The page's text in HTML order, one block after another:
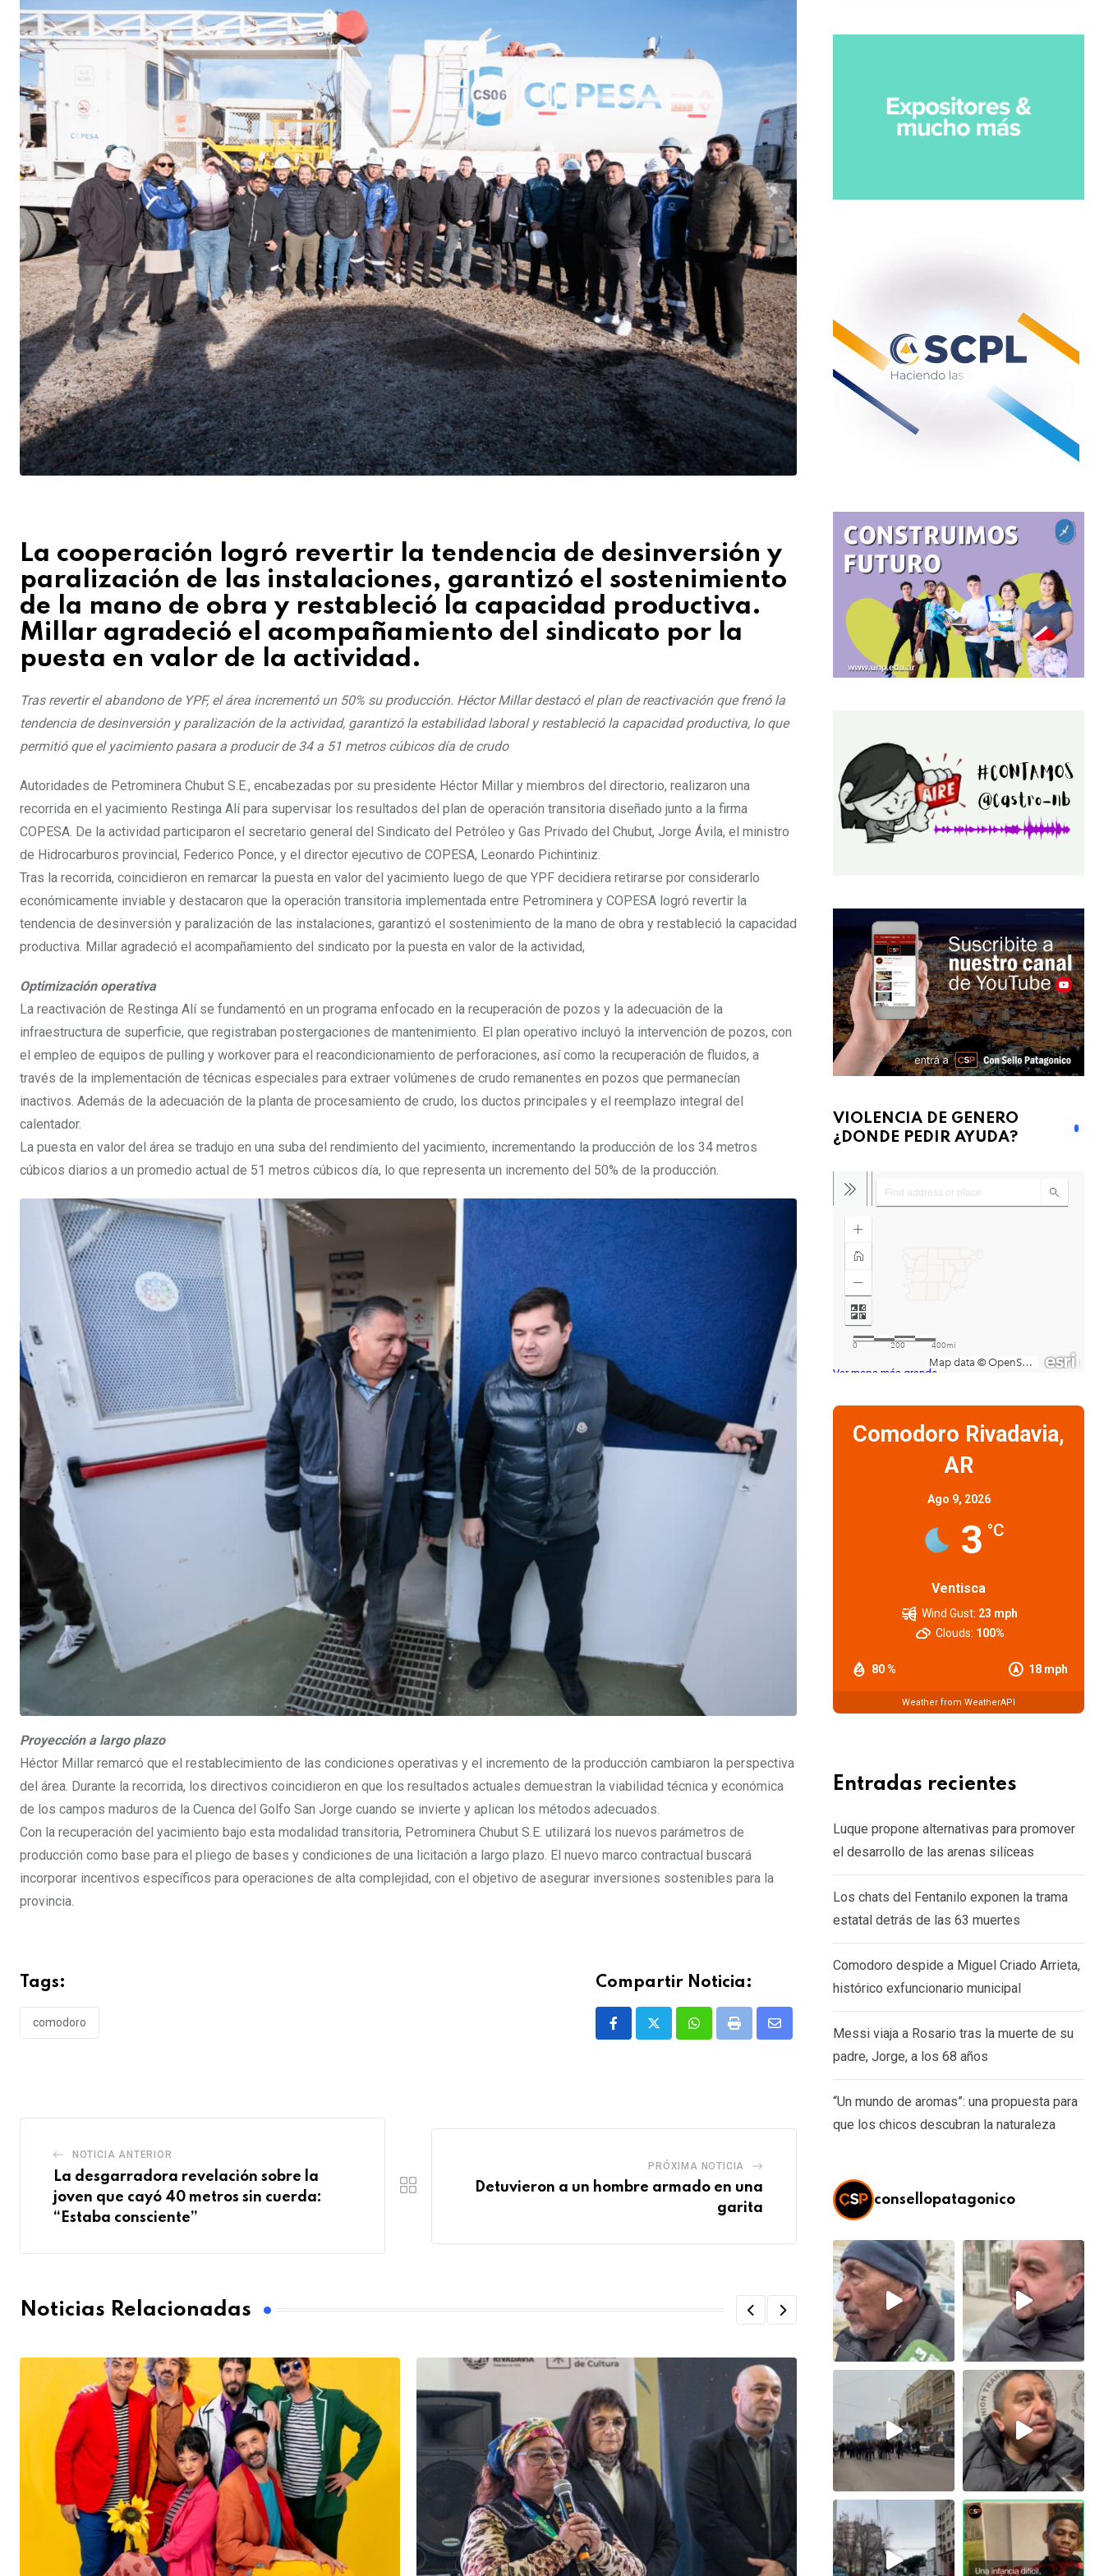
La cooperación logró revertir la tendencia de desinversión y
paralización de las instalaciones, garantizó el sostenimiento
de la mano de obra y restableció la capacidad productiva.
Millar agradeció el acompañamiento del sindicato por la
puesta en valor de la actividad.
Tras revertir el abandono de YPF, el área incrementó un 50% su producción. Héctor Millar destacó el plan de reactivación que frenó la
tendencia de desinversión y paralización de la actividad, garantizó la estabilidad laboral y restableció la capacidad productiva, lo que
permitió que el yacimiento pasara a producir de 34 a 51 metros cúbicos día de crudo
Autoridades de Petrominera Chubut S.E., encabezadas por su presidente Héctor Millar y miembros del directorio, realizaron una
recorrida en el yacimiento Restinga Alí para supervisar los resultados del plan de operación transitoria diseñado junto a la firma
COPESA. De la actividad participaron el secretario general del Sindicato del Petróleo y Gas Privado del Chubut, Jorge Ávila, el ministro
de Hidrocarburos provincial, Federico Ponce, y el director ejecutivo de COPESA, Leonardo Pichintiniz.
Tras la recorrida, coincidieron en remarcar la puesta en valor del yacimiento luego de que YPF decidiera retirarse por considerarlo
económicamente inviable y destacaron que la operación transitoria implementada entre Petrominera y COPESA logró revertir la
tendencia de desinversión y paralización de las instalaciones, garantizó el sostenimiento de la mano de obra y restableció la capacidad
productiva. Millar agradeció el acompañamiento del sindicato por la puesta en valor de la actividad,
Optimización operativa
La reactivación de Restinga Alí se fundamentó en un programa enfocado en la recuperación de pozos y la adecuación de la
infraestructura de superficie, que registraban postergaciones de mantenimiento. El plan operativo incluyó la intervención de pozos, con
el empleo de equipos de pulling y workover para el reacondicionamiento de perforaciones, así como la recuperación de fluidos, a
través de la implementación de técnicas especiales para extraer volúmenes de crudo remanentes en pozos que permanecían
inactivos. Además de la adecuación de la planta de procesamiento de crudo, los ductos principales y el reemplazo integral del
calentador.
La puesta en valor del área se tradujo en una suba del rendimiento del yacimiento, incrementando la producción de los 34 metros
cúbicos diarios a un promedio actual de 51 metros cúbicos día, lo que representa un incremento del 50% de la producción.
Proyección a largo plazo
Héctor Millar remarcó que el restablecimiento de las condiciones operativas y el incremento de la producción cambiaron la perspectiva
del área. Durante la recorrida, los directivos coincidieron en que los resultados actuales demuestran la viabilidad técnica y económica
de los campos maduros de la Cuenca del Golfo San Jorge cuando se invierte y aplican los métodos adecuados.
Con la recuperación del yacimiento bajo esta modalidad transitoria, Petrominera Chubut S.E. utilizará los nuevos parámetros de
producción como base para el pliego de bases y condiciones de una licitación a largo plazo. El nuevo marco contractual buscará
incorporar incentivos específicos para operaciones de alta complejidad, con el objetivo de asegurar inversiones sostenibles para la
provincia.
Tags:
comodoro
Compartir Noticia:
WhatsappPrint
Share
NOTICIA ANTERIOR
La desgarradora revelación sobre la
joven que cayó 40 metros sin cuerda:
“Estaba consciente”
PRÓXIMA NOTICIA
Detuvieron a un hombre armado en una
garita
Noticias Relacionadas
VIOLENCIA DE GENERO
¿DONDE PEDIR AYUDA?
Ver mapa más grande
Comodoro Rivadavia,
AR
Ago 9, 2026
3 °C
Ventisca
80 % 18 mph
Wind Gust: 23 mph
Clouds: 100%
Weather from WeatherAPI
Entradas recientes
Luque propone alternativas para promover
el desarrollo de las arenas silíceas
Los chats del Fentanilo exponen la trama
estatal detrás de las 63 muertes
Comodoro despide a Miguel Criado Arrieta,
histórico exfuncionario municipal
Messi viaja a Rosario tras la muerte de su
padre, Jorge, a los 68 años
“Un mundo de aromas”: una propuesta para
que los chicos descubran la naturaleza
consellopatagonico